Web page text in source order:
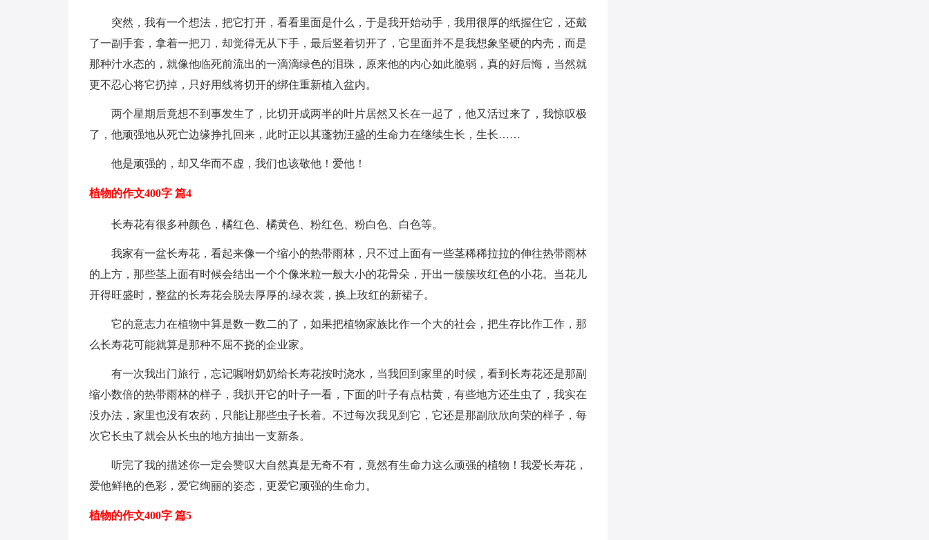
突然，我有一个想法，把它打开，看看里面是什么，于是我开始动手，我用很厚的纸握住它，还戴
了一副手套，拿着一把刀，却觉得无从下手，最后竖着切开了，它里面并不是我想象坚硬的内壳，而是
那种汁水态的，就像他临死前流出的一滴滴绿色的泪珠，原来他的内心如此脆弱，真的好后悔，当然就
更不忍心将它扔掉，只好用线将切开的绑住重新植入盆内。
两个星期后竟想不到事发生了，比切开成两半的叶片居然又长在一起了，他又活过来了，我惊叹极
了，他顽强地从死亡边缘挣扎回来，此时正以其蓬勃汪盛的生命力在继续生长，生长……
他是顽强的，却又华而不虚，我们也该敬他！爱他！
植物的作文400字 篇4
长寿花有很多种颜色，橘红色、橘黄色、粉红色、粉白色、白色等。
我家有一盆长寿花，看起来像一个缩小的热带雨林，只不过上面有一些茎稀稀拉拉的伸往热带雨林
的上方，那些茎上面有时候会结出一个个像米粒一般大小的花骨朵，开出一簇簇玫红色的小花。当花儿
开得旺盛时，整盆的长寿花会脱去厚厚的.绿衣裳，换上玫红的新裙子。
它的意志力在植物中算是数一数二的了，如果把植物家族比作一个大的社会，把生存比作工作，那
么长寿花可能就算是那种不屈不挠的企业家。
有一次我出门旅行，忘记嘱咐奶奶给长寿花按时浇水，当我回到家里的时候，看到长寿花还是那副
缩小数倍的热带雨林的样子，我扒开它的叶子一看，下面的叶子有点枯黄，有些地方还生虫了，我实在
没办法，家里也没有农药，只能让那些虫子长着。不过每次我见到它，它还是那副欣欣向荣的样子，每
次它长虫了就会从长虫的地方抽出一支新条。
听完了我的描述你一定会赞叹大自然真是无奇不有，竟然有生命力这么顽强的植物！我爱长寿花，
爱他鲜艳的色彩，爱它绚丽的姿态，更爱它顽强的生命力。
植物的作文400字 篇5